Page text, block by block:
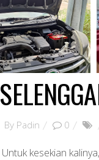
By Padin 0
Untuk kesekian